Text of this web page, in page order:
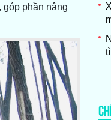
góp phần nâng